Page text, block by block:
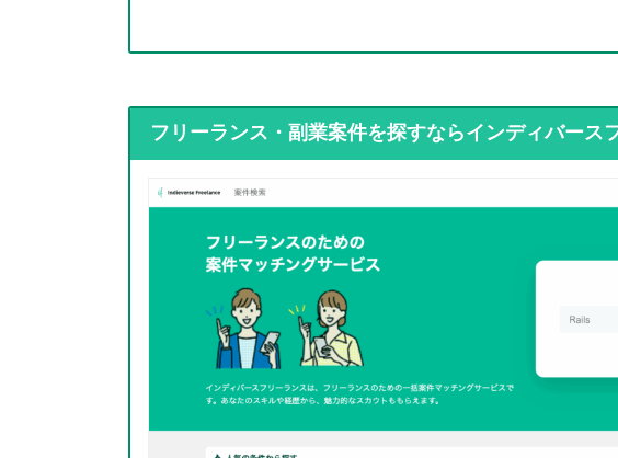
フリーランス・副業案件を探すならインディバース